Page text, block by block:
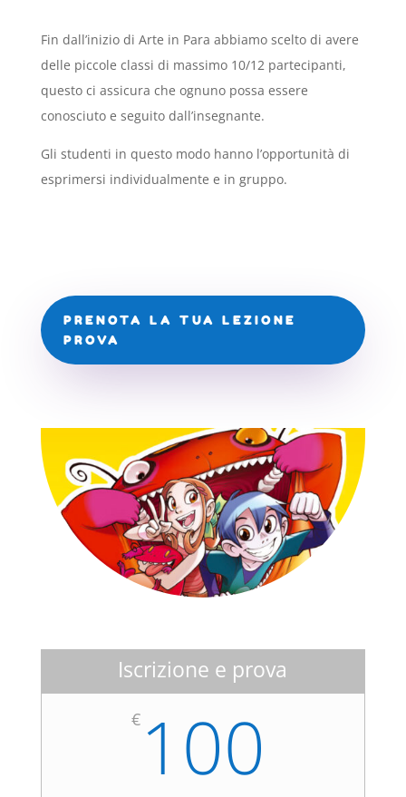
Fin dall’inizio di Arte in Para abbiamo scelto di avere
delle piccole classi di massimo 10/12 partecipanti,
questo ci assicura che ognuno possa essere
conosciuto e seguito dall’insegnante.
Gli studenti in questo modo hanno l’opportunità di
esprimersi individualmente e in gruppo.
PRENOTA LA TUA LEZIONE
PROVA
Iscrizione e prova
€100